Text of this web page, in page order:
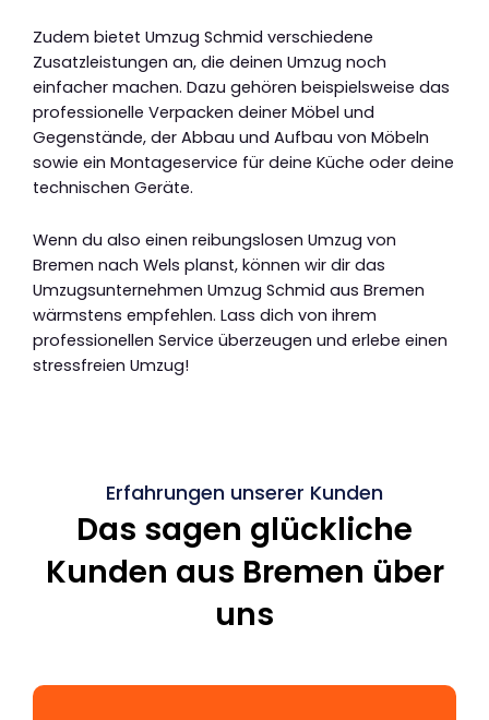
Zudem bietet Umzug Schmid verschiedene
Zusatzleistungen an, die deinen Umzug noch
einfacher machen. Dazu gehören beispielsweise das
professionelle Verpacken deiner Möbel und
Gegenstände, der Abbau und Aufbau von Möbeln
sowie ein Montageservice für deine Küche oder deine
technischen Geräte.
Wenn du also einen reibungslosen Umzug von
Bremen nach Wels planst, können wir dir das
Umzugsunternehmen Umzug Schmid aus Bremen
wärmstens empfehlen. Lass dich von ihrem
professionellen Service überzeugen und erlebe einen
stressfreien Umzug!
Erfahrungen unserer Kunden
Das sagen glückliche
Kunden aus Bremen über
uns